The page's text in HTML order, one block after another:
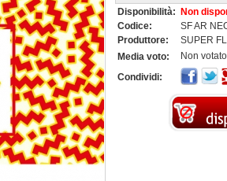
Disponibilità:
Non
Codice:
SF AR
Produttore:
SUPER
Media voto:
Non votato
Condividi: